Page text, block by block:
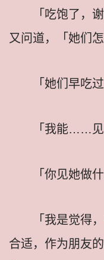
「吃饱了，
又问道，「她们
「她们早吃
「我能……见
「你见她做
「我是觉得
合适，作为朋友